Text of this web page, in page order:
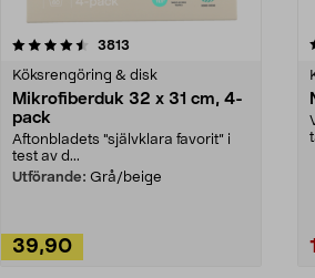
3813
Köksrengöring & disk
Mikrofiberduk 32 x 31 cm, 4-
pack
Aftonbladets "självklara favorit” i
test av d...
Utförande: Grå/beige
39,90
4.0av 5 stjärnor